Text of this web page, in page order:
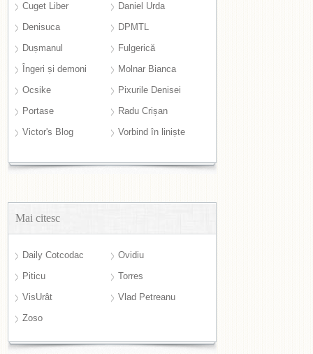
Cuget Liber
Daniel Urda
Denisuca
DPMTL
Dușmanul
Fulgerică
Îngeri și demoni
Molnar Bianca
Ocsike
Pixurile Denisei
Portase
Radu Crișan
Victor's Blog
Vorbind în liniște
Mai citesc
Daily Cotcodac
Ovidiu
Piticu
Torres
VisUrât
Vlad Petreanu
Zoso